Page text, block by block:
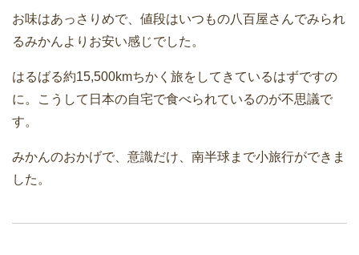
お味はあっさりめで、値段はいつもの八百屋さんでみられ
るみかんよりお安い感じでした。
はるばる約15,500kmちかく旅をしてきているはずですの
に。こうして日本の自宅で食べられているのが不思議で
す。
みかんのおかげで、意識だけ、南半球まで小旅行ができま
した。